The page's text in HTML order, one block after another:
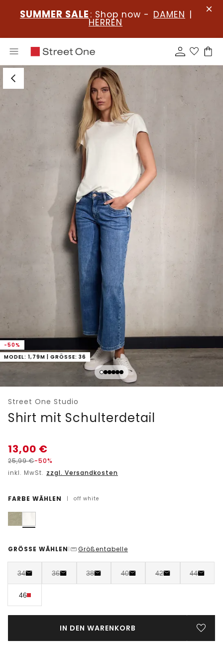
SUMMER SALE : Shop now - DAMEN |
HERREN
-50%
MODEL: 1,79M | GRÖSSE: 36
Street One Studio
Shirt mit Schulterdetail
13,00 €
25,99€-50%
inkl. MwSt. zzgl. Versandkosten
FARBE WÄHLEN | off white
GRÖSSE WÄHLEN | Größentabelle
34 36 38 40 42 44
46
IN DEN WARENKORB